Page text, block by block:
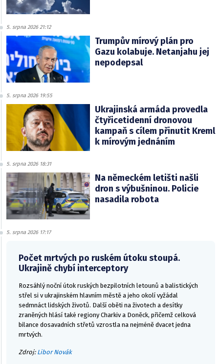
5. srpna 2026 21:12
Trumpův mírový plán pro
Gazu kolabuje. Netanjahu jej
nepodepsal
5. srpna 2026 19:55
Ukrajinská armáda provedla
čtyřicetidenní dronovou
kampaň s cílem přinutit Kreml
k mírovým jednáním
5. srpna 2026 18:31
Na německém letišti našli
dron s výbušninou. Policie
nasadila robota
5. srpna 2026 17:17
Počet mrtvých po ruském útoku stoupá.
Ukrajině chybí interceptory
Rozsáhlý noční útok ruských bezpilotních letounů a balistických
střel si v ukrajinském hlavním městě a jeho okolí vyžádal
sedmnáct lidských životů. Další oběti na životech a desítky
zraněných hlásí také regiony Charkiv a Doněck, přičemž celková
bilance dosavadních střetů vzrostla na nejméně dvacet jedna
mrtvých.
Zdroj: Libor Novák